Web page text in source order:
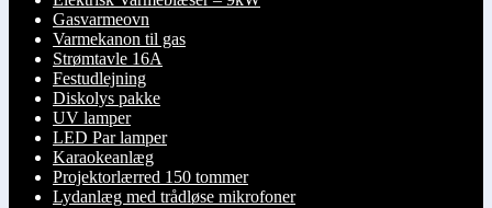
Gasvarmeovn
Varmekanon til gas
Strømtavle 16A
Festudlejning
Diskolys pakke
UV lamper
LED Par lamper
Karaokeanlæg
Projektorlærred 150 tommer
Lydanlæg med trådløse mikrofoner